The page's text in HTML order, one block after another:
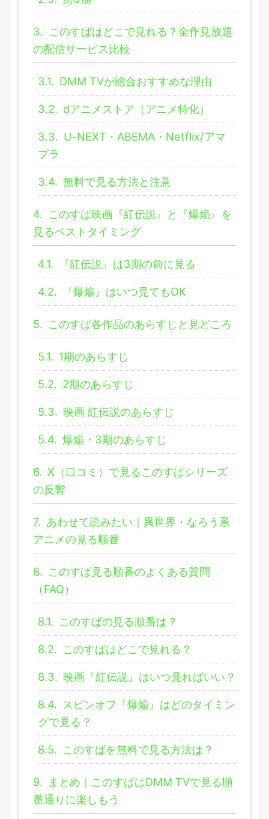
3. このすばはどこで見れる？全作見放題
の配信サービス比較
3.1. DMM TVが総合おすすめな理由
3.2. dアニメストア（アニメ特化）
3.3. U-NEXT・ABEMA・Netflix/アマ
プラ
3.4. 無料で見る方法と注意
4. このすば映画『紅伝説』と『爆焔』を
見るベストタイミング
4.1. 『紅伝説』は3期の前に見る
4.2. 『爆焔』はいつ見てもOK
5. このすば各作品のあらすじと見どころ
5.1. 1期のあらすじ
5.2. 2期のあらすじ
5.3. 映画 紅伝説のあらすじ
5.4. 爆焔・3期のあらすじ
6. X（口コミ）で見るこのすばシリーズ
の反響
7. あわせて読みたい｜異世界・なろう系
アニメの見る順番
8. このすば見る順番のよくある質問
（FAQ）
8.1. このすばの見る順番は？
8.2. このすばはどこで見れる？
8.3. 映画『紅伝説』はいつ見ればいい？
8.4. スピンオフ『爆焔』はどのタイミン
グで見る？
8.5. このすばを無料で見る方法は？
9.
まとめ｜このすばはDMM TVで見る順
番通りに楽しもう